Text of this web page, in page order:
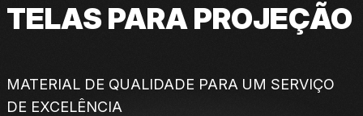
TELAS PARA PROJEÇÃO
MATERIAL DE QUALIDADE PARA UM SERVIÇO
DE EXCELÊNCIA